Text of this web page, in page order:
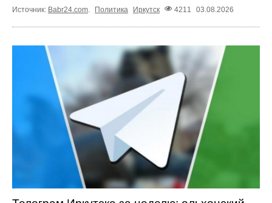
Источник: Babr24.com Политика Иркутск 4211 03.08.2026